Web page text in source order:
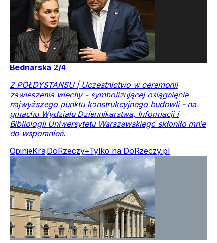
Bednarska 2/4
Z PÓŁDYSTANSU | Uczestnictwo w ceremonii
zawieszenia wiechy - symbolizującej osiągnięcie
najwyższego punktu konstrukcyjnego budowli - na
gmachu Wydziału Dziennikarstwa, Informacji i
Bibliologii Uniwersytetu Warszawskiego skłoniło mnie
do wspomnień.
OpinieKrajDoRzeczy+Tylko na DoRzeczy.pl